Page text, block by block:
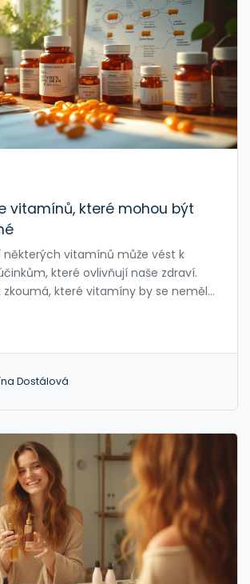
vitamínů, které mohou být
některých vitamínů může vést k
které ovlivňují naše zdraví.
zkoumá, které vitamíny by se neměly
interagují a jaké jsou bezpečné
dávek vitamínů.
Dostálová